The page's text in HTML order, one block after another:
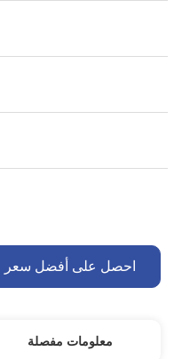
احصل على أفضل سعر
معلومات مفصلة